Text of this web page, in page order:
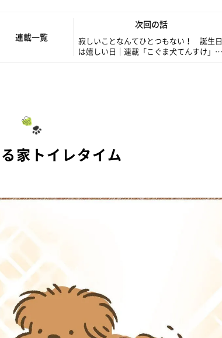
連載一覧
次回の話
寂しいことなんてひとつもない！ 誕生日
は嬉しい日｜連載「こぐま犬てんすけ」
家トイレタイム